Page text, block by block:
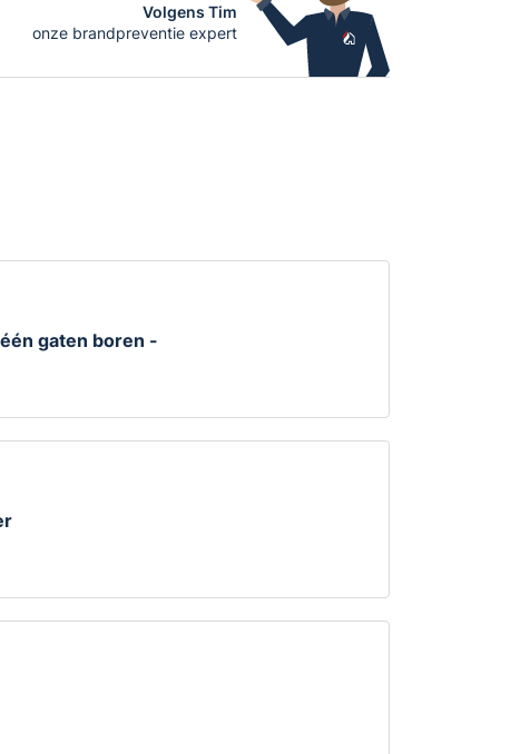
Volgens Tim
onze brandpreventie expert
gaten boren -